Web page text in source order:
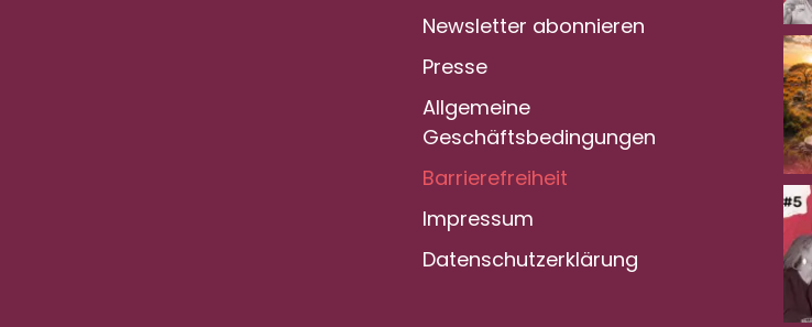
Newsletter abonnieren
Presse
Allgemeine
Geschäftsbedingungen
Barrierefreiheit
Impressum
Datenschutzerklärung